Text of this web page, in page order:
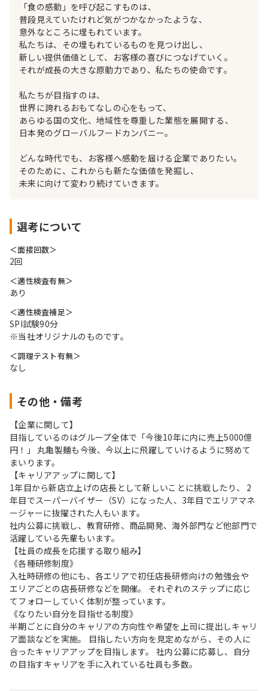
「食の感動」を呼び起こすものは、
普段見えていたけれど気がつかなかったような、
意外なところに埋もれています。
私たちは、その埋もれているものを見つけ出し、
新しい提供価値として、お客様の喜びにつなげていく。
それが成長の大きな原動力であり、私たちの使命です。
私たちが目指すのは、
世界に誇れるおもてなしの心をもって、
あらゆる国の文化、地域性を尊重した業態を展開する、
日本発のグローバルフードカンパニー。
どんな時代でも、お客様へ感動を届ける企業でありたい。
そのために、これからも新たな価値を発掘し、
未来に向けて変わり続けていきます。
選考について
＜面接回数＞
2回
＜適性検査有無＞
あり
＜適性検査補足＞
SPI試験90分
※当社オリジナルのものです。
＜調理テスト有無＞
なし
その他・備考
【企業に関して】
目指しているのはグループ全体で「今後10年に内に売上5000億
円！」 丸亀製麺も今後、今以上に飛躍していけるように努めて
まいります。
【キャリアアップに関して】
1年目から新店立上げの店長として新しいことに挑戦したり、 2
年目でスーパーバイザー（SV）になった人、3年目でエリアマネ
ージャーに抜擢された人もいます。
社内公募に挑戦し、教育研修、商品開発、海外部門など他部門で
活躍している先輩もいます。
【社員の成長を応援する取り組み】
《各種研修制度》
入社時研修の他にも、各エリアで初任店長研修向けの勉強会や
エリアごとの店長研修などを開催。 それぞれのステップに応じ
てフォローしていく体制が整っています。
《なりたい自分を目指せる制度》
半期ごとに自分のキャリアの方向性や希望を上司に提出しキャリ
ア面談などを実施。 目指したい方向を見定めながら、その人に
合ったキャリアアップを目指します。 社内公募に応募し、自分
の目指すキャリアを手に入れている社員も多数。